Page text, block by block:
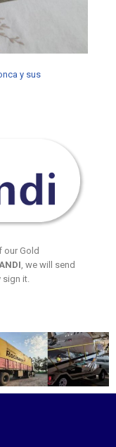
y sus
our Gold
, we will send
it.